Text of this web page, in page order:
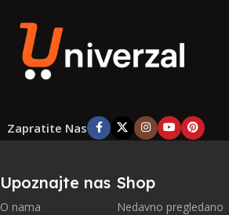
Zapratite Nas
Upoznajte nas
O nama
Shop
Nedavno pregledano